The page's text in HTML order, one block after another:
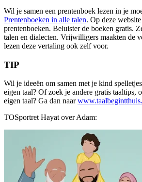
Wil je samen een prentenboek lezen in je
Prentenboeken in alle talen. Op deze website
prentenboeken. Beluister de boeken gratis.
talen en dialecten. Vrijwilligers maakten de
lezen deze vertaling ook zelf voor.
TIP
Wil je ideeën om samen met je kind
eigen taal? Of zoek je andere gratis taaltips,
eigen taal? Ga dan naar
TOSportret Hayat over Adam: